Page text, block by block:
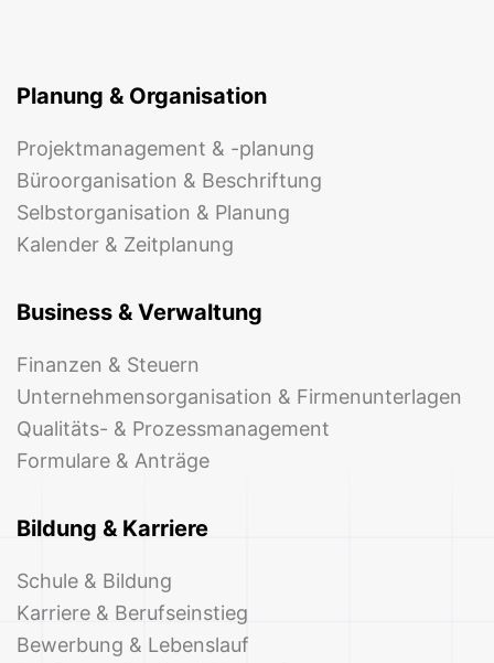
Planung & Organisation
Projektmanagement & -planung
Büroorganisation & Beschriftung
Selbstorganisation & Planung
Kalender & Zeitplanung
Business & Verwaltung
Finanzen & Steuern
Unternehmensorganisation & Firmenunterlagen
Qualitäts- & Prozessmanagement
Formulare & Anträge
Bildung & Karriere
Schule & Bildung
Karriere & Berufseinstieg
Bewerbung & Lebenslauf